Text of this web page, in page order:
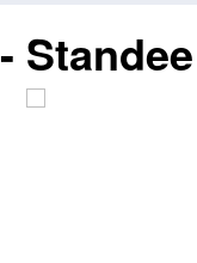
-